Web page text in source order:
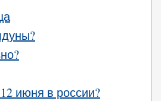
июня в россии?